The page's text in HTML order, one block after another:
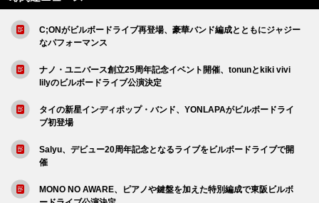
C;ONがビルボードライブ再登場、豪華バンド編成とともにジャジー
なパフォーマンス
ナノ・ユニバース創立25周年記念イベント開催、tonunとkiki vivi
lilyのビルボードライブ公演決定
タイの新星インディポップ・バンド、YONLAPAがビルボードライ
ブ初登場
Salyu、デビュー20周年記念となるライブをビルボードライブで開
催
MONO NO AWARE、ピアノや鍵盤を加えた特別編成で東阪ビルボ